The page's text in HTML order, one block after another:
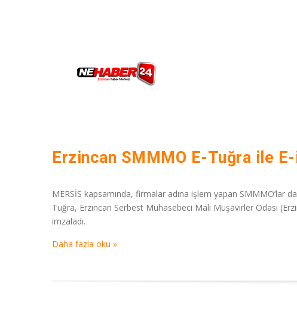
Erzincan SMMMO E-Tuğra ile
MERSİS kapsamında, firmalar adına işlem yapan SMMMO’lar
Tuğra, Erzincan Serbest Muhasebeci Mali Müşavirler Odası
imzaladı.
Daha fazla oku »